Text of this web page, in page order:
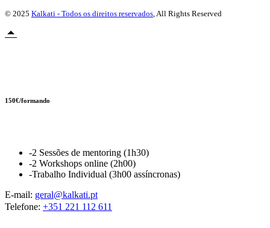
© 2025 Kalkati - Todos os direitos reservados, All Rights Reserved
150€/formando
-2 Sessões de mentoring (1h30)
-2 Workshops online (2h00)
-Trabalho Individual (3h00 assíncronas)
E-mail: geral@kalkati.pt
Telefone: +351 221 112 611